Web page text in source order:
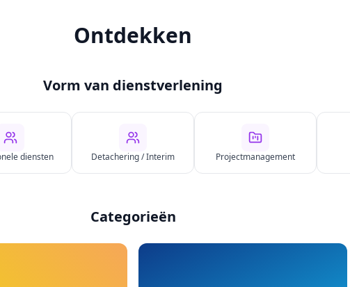
Ontdekken
Vorm van dienstverlening
diensten Detachering / Interim Projectmanagement
Categorieën